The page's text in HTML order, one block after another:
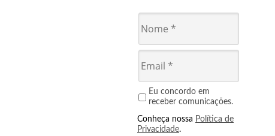
Eu concordo em
receber comunicações.
Conheça nossa Política de
Privacidade.